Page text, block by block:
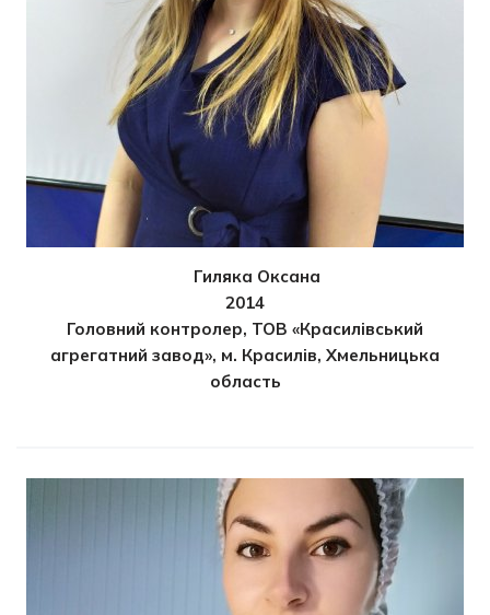
Гиляка Оксана
2014
Головний контролер, ТОВ «Красилівський
агрегатний завод», м. Красилів, Хмельницька
область